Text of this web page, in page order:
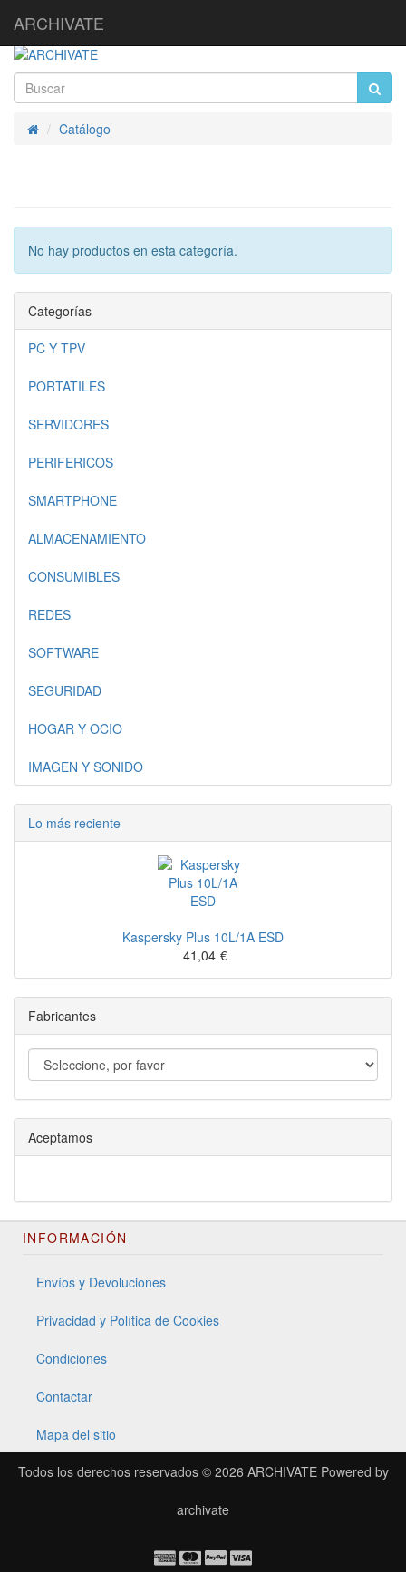
ARCHIVATE
InicioCatálogo
No hay productos en esta categoría.
Categorías
PC Y TPV
PORTATILES
SERVIDORES
PERIFERICOS
SMARTPHONE
ALMACENAMIENTO
CONSUMIBLES
REDES
SOFTWARE
SEGURIDAD
HOGAR Y OCIO
IMAGEN Y SONIDO
Lo más reciente
Kaspersky Plus 10L/1A ESD
41,04 €
Fabricantes
Aceptamos
INFORMACIÓN
Envíos y Devoluciones
Privacidad y Política de Cookies
Condiciones
Contactar
Mapa del sitio
Todos los derechos reservados © 2026 ARCHIVATEPowered by
archivate